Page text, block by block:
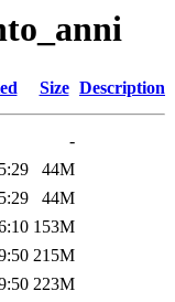
Size Description
-
44M
44M
153M
215M
223M